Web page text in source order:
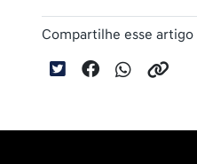
Compartilhe esse artigo